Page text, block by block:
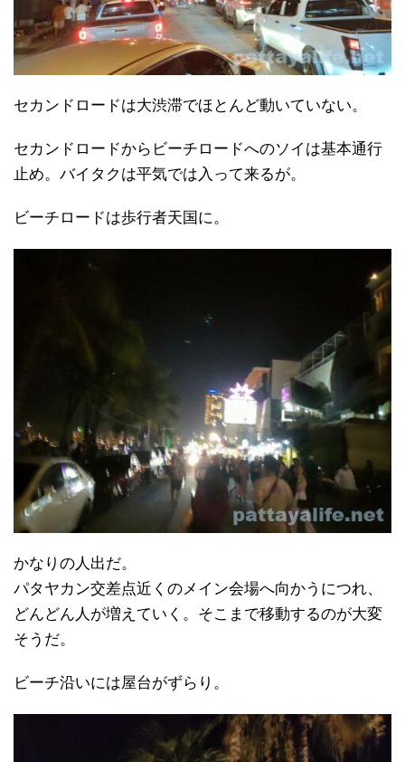
セカンドロードは大渋滞でほとんど動いていない。
セカンドロードからビーチロードへのソイは基本通行
止め。バイタクは平気では入って来るが。
ビーチロードは歩行者天国に。
かなりの人出だ。
パタヤカン交差点近くのメイン会場へ向かうにつれ、
どんどん人が増えていく。そこまで移動するのが大変
そうだ。
ビーチ沿いには屋台がずらり。